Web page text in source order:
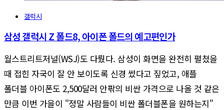
갤럭시
삼성 갤럭시 Z 폴드8, 아이폰 폴드의 예고편인가
월스트리트저널(WSJ)도 다뤘다. 삼성이 화면을 완전히 펼쳤을
때 접힌 자국이 잘 안 보이도록 신경 썼다고 짚었고, 애플
폴더블 아이폰도 2,500달러 안팎의 비싼 가격으로 나올 것 같은
만큼 이번 가을이 "정말 사람들이 비싼 폴더블폰을 원하는지"